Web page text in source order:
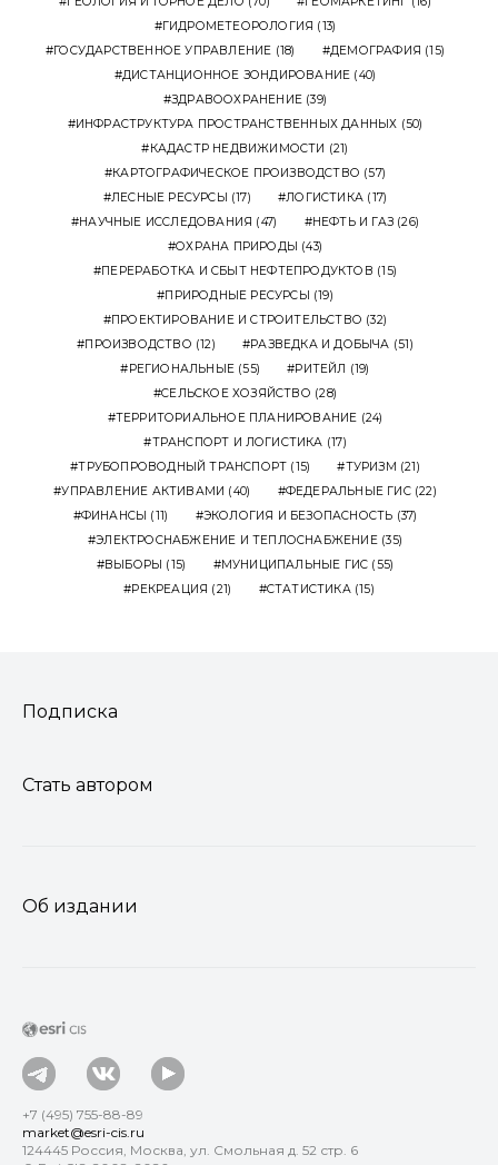
ГИДРОМЕТЕОРОЛОГИЯ (13)
ГОСУДАРСТВЕННОЕ УПРАВЛЕНИЕ (18) ДЕМОГРАФИЯ (15)
ДИСТАНЦИОННОЕ ЗОНДИРОВАНИЕ (40)
ЗДРАВООХРАНЕНИЕ (39)
ИНФРАСТРУКТУРА ПРОСТРАНСТВЕННЫХ ДАННЫХ (50)
КАДАСТР НЕДВИЖИМОСТИ (21)
КАРТОГРАФИЧЕСКОЕ ПРОИЗВОДСТВО (57)
ЛЕСНЫЕ РЕСУРСЫ (17) ЛОГИСТИКА (17)
НАУЧНЫЕ ИССЛЕДОВАНИЯ (47) НЕФТЬ И ГАЗ(26)
ОХРАНА ПРИРОДЫ (43)
ПЕРЕРАБОТКА И СБЫТ НЕФТЕПРОДУКТОВ (15)
ПРИРОДНЫЕ РЕСУРСЫ (19)
ПРОЕКТИРОВАНИЕ И СТРОИТЕЛЬСТВО (32)
ПРОИЗВОДСТВО (12) РАЗВЕДКА И ДОБЫЧА (51)
РЕГИОНАЛЬНЫЕ (55) РИТЕЙЛ (19)
СЕЛЬСКОЕ ХОЗЯЙСТВО (28)
ТЕРРИТОРИАЛЬНОЕ ПЛАНИРОВАНИЕ (24)
ТРАНСПОРТ И ЛОГИСТИКА (17)
ТРУБОПРОВОДНЫЙ ТРАНСПОРТ (15) ТУРИЗМ (21)
УПРАВЛЕНИЕ АКТИВАМИ (40) ФЕДЕРАЛЬНЫЕ ГИС(22)
ФИНАНСЫ (11) ЭКОЛОГИЯ И БЕЗОПАСНОСТЬ (37)
ЭЛЕКТРОСНАБЖЕНИЕ И ТЕПЛОСНАБЖЕНИЕ(35)
ВЫБОРЫ (15) МУНИЦИПАЛЬНЫЕ ГИС (55)
РЕКРЕАЦИЯ (21) СТАТИСТИКА(15)
Подписка
Стать автором
Об издании
+7 (495) 755-88-89
market@esri-cis.ru
124445 Россия, Москва, ул. Смольная д. 52 стр. 6